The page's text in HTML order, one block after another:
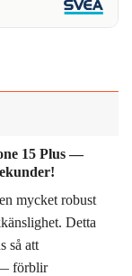
15 Plus —
mycket robust
Detta
så att
förblir